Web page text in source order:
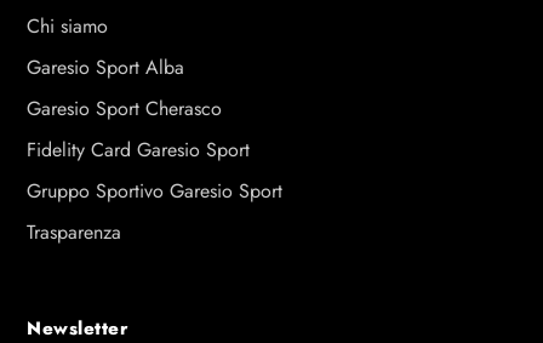
Chi siamo
Garesio Sport Alba
Garesio Sport Cherasco
Fidelity Card Garesio Sport
Gruppo Sportivo Garesio Sport
Trasparenza
Newsletter